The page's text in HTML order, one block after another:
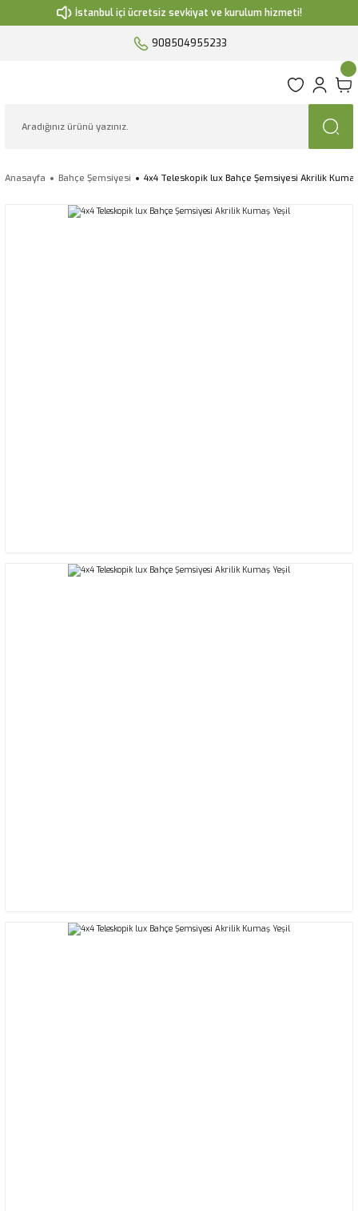
İstanbul içi ücretsiz sevkiyat ve kurulum hizmeti!
908504955233
Anasayfa Bahçe Şemsiyesi 4x4 Teleskopik lux Bahçe Şemsiyesi Akrilik